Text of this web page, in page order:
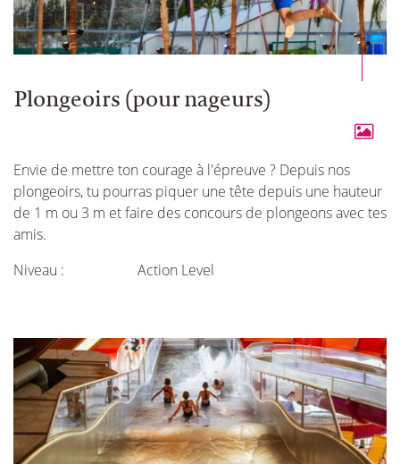
Plongeoirs (pour nageurs)
Envie de mettre ton courage à l'épreuve ? Depuis nos
plongeoirs, tu pourras piquer une tête depuis une hauteur
de 1 m ou 3 m et faire des concours de plongeons avec tes
amis.
Niveau :
Action Level